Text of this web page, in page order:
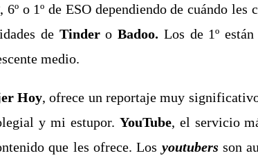
6º o 1º de ESO dependiendo de cuándo
de TinderoBadoo. Los de 1º
medio.
Hoy, ofrece un reportaje muy
y mi estupor. YouTube, el servicio
que les ofrece. Los youtubers son